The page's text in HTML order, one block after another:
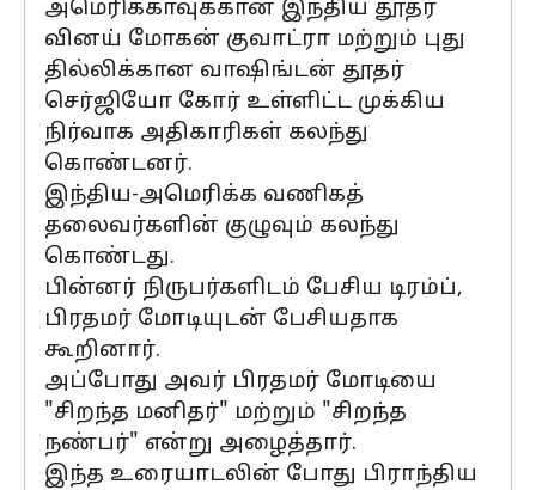
அமெரிக்காவுக்கான இந்திய தூதர்
வினய் மோகன் குவாட்ரா மற்றும் புது
தில்லிக்கான வாஷிங்டன் தூதர்
செர்ஜியோ கோர் உள்ளிட்ட முக்கிய
நிர்வாக அதிகாரிகள் கலந்து
கொண்டனர்.
இந்திய-அமெரிக்க வணிகத்
தலைவர்களின் குழுவும் கலந்து
கொண்டது.
பின்னர் நிருபர்களிடம் பேசிய டிரம்ப்,
பிரதமர் மோடியுடன் பேசியதாக
கூறினார்.
அப்போது அவர் பிரதமர் மோடியை
"சிறந்த மனிதர்" மற்றும் "சிறந்த
நண்பர்" என்று அழைத்தார்.
இந்த உரையாடலின் போது பிராந்திய